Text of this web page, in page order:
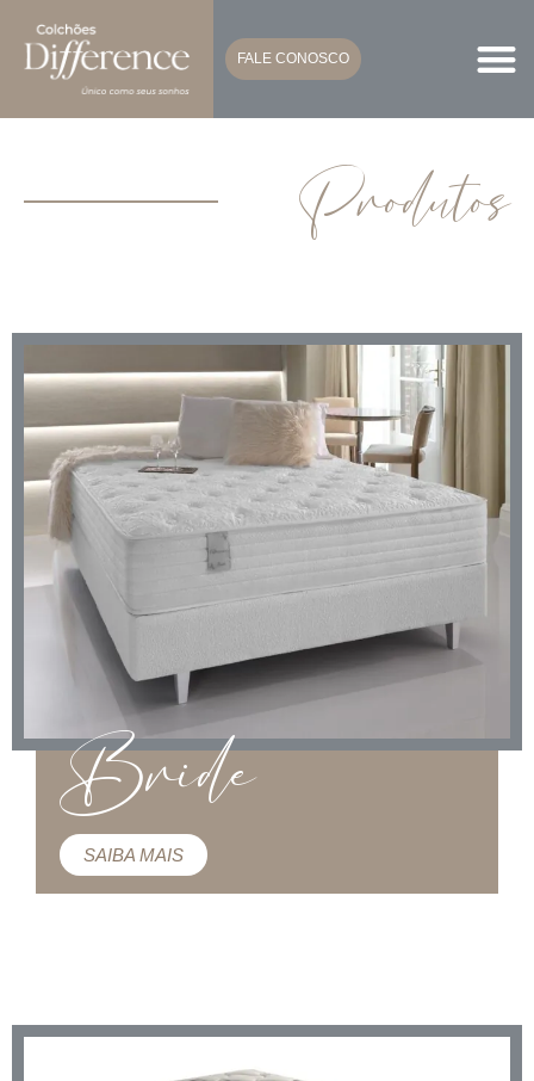
FALE CONOSCO
Produtos
Bride
SAIBA MAIS